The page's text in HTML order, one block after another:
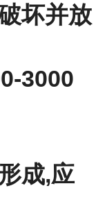
坏并放
3000
成,应